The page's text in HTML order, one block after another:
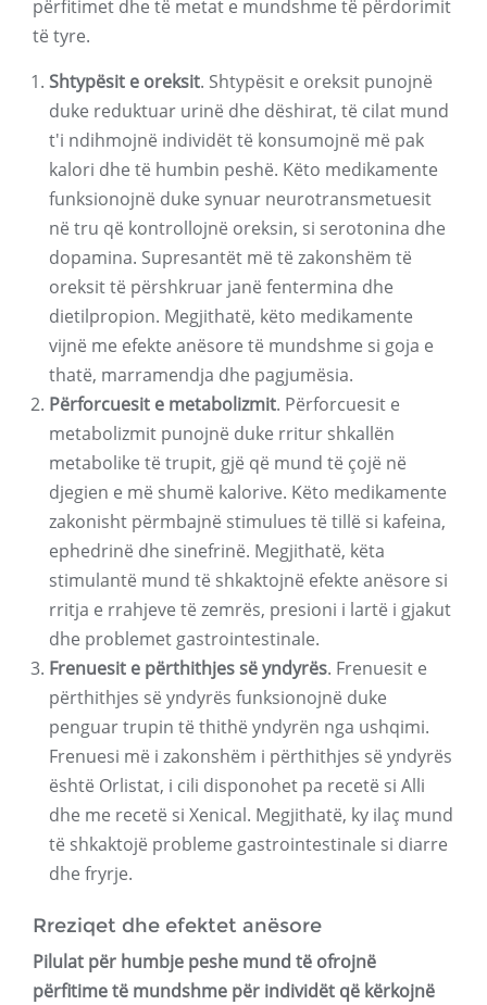
përfitimet dhe të metat e mundshme të përdorimit
të tyre.
Shtypësit e oreksit. Shtypësit e oreksit punojnë
duke reduktuar urinë dhe dëshirat, të cilat mund
t'i ndihmojnë individët të konsumojnë më pak
kalori dhe të humbin peshë. Këto medikamente
funksionojnë duke synuar neurotransmetuesit
në tru që kontrollojnë oreksin, si serotonina dhe
dopamina. Supresantët më të zakonshëm të
oreksit të përshkruar janë fentermina dhe
dietilpropion. Megjithatë, këto medikamente
vijnë me efekte anësore të mundshme si goja e
thatë, marramendja dhe pagjumësia.
Përforcuesit e metabolizmit. Përforcuesit e
metabolizmit punojnë duke rritur shkallën
metabolike të trupit, gjë që mund të çojë në
djegien e më shumë kalorive. Këto medikamente
zakonisht përmbajnë stimulues të tillë si kafeina,
ephedrinë dhe sinefrinë. Megjithatë, këta
stimulantë mund të shkaktojnë efekte anësore si
rritja e rrahjeve të zemrës, presioni i lartë i gjakut
dhe problemet gastrointestinale.
Frenuesit e përthithjes së yndyrës. Frenuesit e
përthithjes së yndyrës funksionojnë duke
penguar trupin të thithë yndyrën nga ushqimi.
Frenuesi më i zakonshëm i përthithjes së yndyrës
është Orlistat, i cili disponohet pa recetë si Alli
dhe me recetë si Xenical. Megjithatë, ky ilaç mund
të shkaktojë probleme gastrointestinale si diarre
dhe fryrje.
Rreziqet dhe efektet anësore
Pilulat për humbje peshe mund të ofrojnë
përfitime të mundshme për individët që kërkojnë